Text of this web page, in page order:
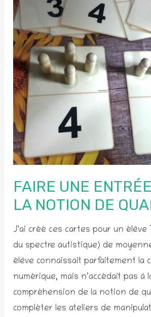
FAIRE UNE
LA NOTION DE
J’ai créé ces cartes pour un élève
du spectre autistique) de
élève connaissait parfaitement la
numérique, mais n’accédait pas à
compréhension de la notion de
compléter les ateliers de